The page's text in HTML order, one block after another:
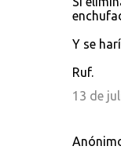
Y se
Ruf.
13 de